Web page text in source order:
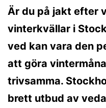
Är du på jakt efter
vinterkvällar i
ved kan vara den
att göra
trivsamma.
brett utbud av